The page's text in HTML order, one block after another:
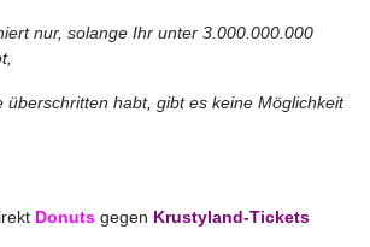
nur, solange Ihr unter 3.000.000.000
überschritten habt, gibt es keine Möglichkeit
Donuts gegen Krustyland-Tickets